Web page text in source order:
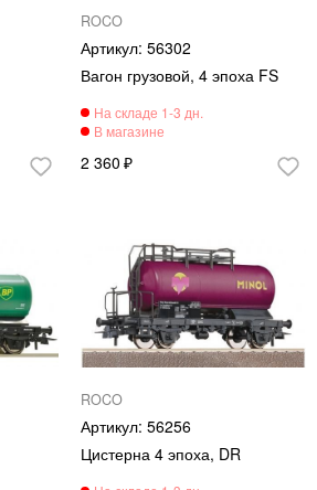
ROCO
56302
Вагон грузовой, 4 эпоха FS
2 360
ROCO
56256
Цистерна 4 эпоха, DR